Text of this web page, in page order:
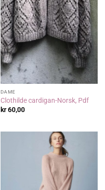
DAME
Clothilde cardigan-Norsk, Pdf
kr60,00